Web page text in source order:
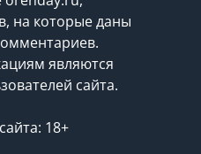
на которые даны
являются
сайта.
18+